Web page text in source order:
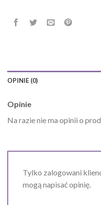
OPINIE (0)
Opinie
Na razie nie ma opinii o
Tylko zalogowani
mogą napisać opinię.